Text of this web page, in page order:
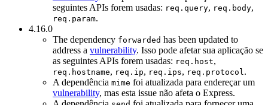
seguintes APIs forem usadas: req.query, req.body,
req.param.
4.16.0
The dependency forwarded has been updated to
address a vulnerability. Isso pode afetar sua aplicação se
as seguintes APIs forem usadas: req.host,
req.hostname, req.ip, req.ips, req.protocol.
A dependência mime foi atualizada para endereçar um
vulnerability, mas esta issue não afeta o Express.